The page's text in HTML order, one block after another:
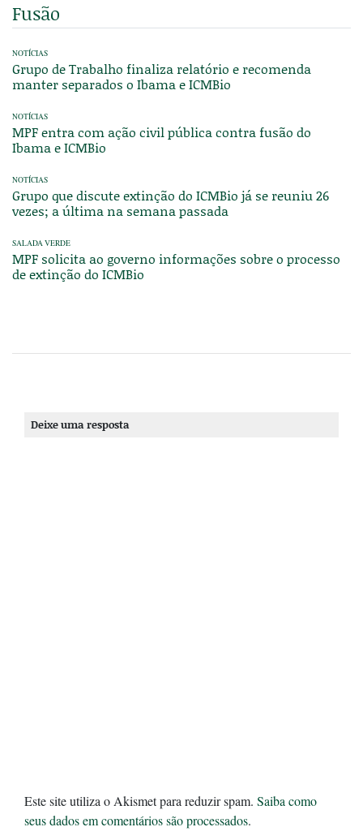
Fusão
NOTÍCIAS
Grupo de Trabalho finaliza relatório e recomenda
manter separados o Ibama e ICMBio
NOTÍCIAS
MPF entra com ação civil pública contra fusão do
Ibama e ICMBio
NOTÍCIAS
Grupo‌ ‌que‌ ‌discute‌ ‌extinção‌ ‌do‌ ‌ICMBio‌ ‌já‌ ‌se‌ ‌reuniu‌ ‌26‌
‌vezes;‌ ‌a‌ ‌última‌ ‌na‌ ‌semana‌ passada‌
SALADA VERDE
MPF solicita ao governo informações sobre o processo
de extinção do ICMBio
Deixe uma resposta
Este site utiliza o Akismet para reduzir spam. Saiba como
seus dados em comentários são processados.